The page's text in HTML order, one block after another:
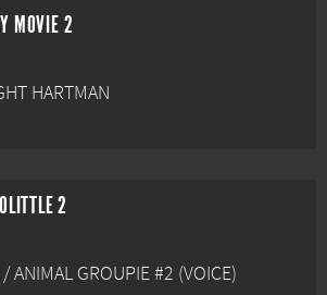
MOVIE 2
HARTMAN
2
ANIMAL GROUPIE #2 (VOICE)